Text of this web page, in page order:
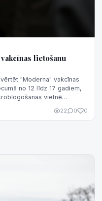
lietošanu
"Moderna" vakcīnas
no 12 līdz 17 gadiem,
vietnē
22 0 0